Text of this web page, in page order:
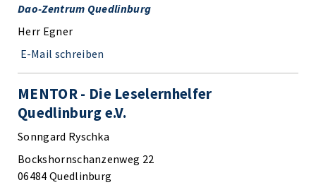
Dao-Zentrum Quedlinburg
Herr Egner
E-Mail schreiben
MENTOR - Die Leselernhelfer
Quedlinburg e.V.
Sonngard Ryschka
Bockshornschanzenweg 22
06484 Quedlinburg